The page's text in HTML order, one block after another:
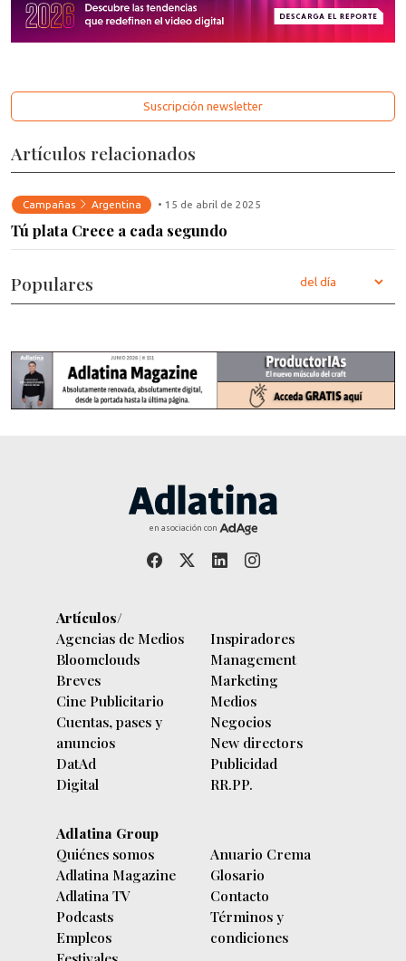
Suscripción newsletter
Artículos relacionados
Campañas Argentina • 15 de abril de 2025
Tú plata Crece a cada segundo
Populares
en asociación con
Artículos/
Agencias de Medios
Bloomclouds
Breves
Cine Publicitario
Cuentas, pases y
anuncios
DatAd
Digital
Inspiradores
Management
Marketing
Medios
Negocios
New directors
Publicidad
RR.PP.
Adlatina Group
Quiénes somos
Adlatina Magazine
Adlatina TV
Podcasts
Empleos
Anuario Crema
Glosario
Contacto
Términos y
condiciones